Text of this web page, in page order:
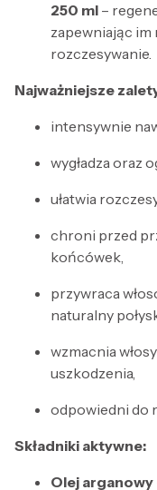
250 ml –
zapewniając im
rozczesywanie.
Najważniejsze
intensywnie
wygładza oraz
ułatwia
chroni przed
końcówek,
przywraca
naturalny
wzmacnia
uszkodzenia,
odpowiedni do
Składniki aktywne:
Olej arganowy